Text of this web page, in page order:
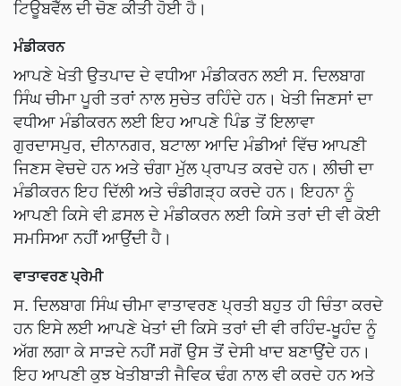
ਟਿਊਬਵੈੱਲ ਦੀ ਚੋਣ ਕੀਤੀ ਹੋਈ ਹੈ।
ਮੰਡੀਕਰਨ
ਆਪਣੇ ਖੇਤੀ ਉਤਪਾਦ ਦੇ ਵਧੀਆ ਮੰਡੀਕਰਨ ਲਈ ਸ. ਦਿਲਬਾਗ
ਸਿੰਘ ਚੀਮਾ ਪੂਰੀ ਤਰਾਂ ਨਾਲ ਸੁਚੇਤ ਰਹਿੰਦੇ ਹਨ। ਖੇਤੀ ਜਿਣਸਾਂ ਦਾ
ਵਧੀਆ ਮੰਡੀਕਰਨ ਲਈ ਇਹ ਆਪਣੇ ਪਿੰਡ ਤੋਂ ਇਲਾਵਾ
ਗੁਰਦਾਸਪੁਰ, ਦੀਨਾਨਗਰ, ਬਟਾਲਾ ਆਦਿ ਮੰਡੀਆਂ ਵਿੱਚ ਆਪਣੀ
ਜਿਣਸ ਵੇਚਦੇ ਹਨ ਅਤੇ ਚੰਗਾ ਮੁੱਲ ਪ੍ਰਾਪਤ ਕਰਦੇ ਹਨ। ਲੀਚੀ ਦਾ
ਮੰਡੀਕਰਨ ਇਹ ਦਿੱਲੀ ਅਤੇ ਚੰਡੀਗੜ੍ਹ ਕਰਦੇ ਹਨ। ਇਹਨਾ ਨੂੰ
ਆਪਣੀ ਕਿਸੇ ਵੀ ਫ਼ਸਲ ਦੇ ਮੰਡੀਕਰਨ ਲਈ ਕਿਸੇ ਤਰਾਂ ਦੀ ਵੀ ਕੋਈ
ਸਮਸਿਆ ਨਹੀਂ ਆਉਂਦੀ ਹੈ।
ਵਾਤਾਵਰਣ ਪ੍ਰੇਮੀ
ਸ. ਦਿਲਬਾਗ ਸਿੰਘ ਚੀਮਾ ਵਾਤਾਵਰਣ ਪ੍ਰਤੀ ਬਹੁਤ ਹੀ ਚਿੰਤਾ ਕਰਦੇ
ਹਨ ਇਸੇ ਲਈ ਆਪਣੇ ਖੇਤਾਂ ਦੀ ਕਿਸੇ ਤਰਾਂ ਦੀ ਵੀ ਰਹਿੰਦ-ਖੂਹੰਦ ਨੂੰ
ਅੱਗ ਲਗਾ ਕੇ ਸਾੜਦੇ ਨਹੀਂ ਸਗੋਂ ਉਸ ਤੋਂ ਦੇਸੀ ਖਾਦ ਬਣਾਉਂਦੇ ਹਨ।
ਇਹ ਆਪਣੀ ਕੁਝ ਖੇਤੀਬਾੜੀ ਜੈਵਿਕ ਢੰਗ ਨਾਲ ਵੀ ਕਰਦੇ ਹਨ ਅਤੇ